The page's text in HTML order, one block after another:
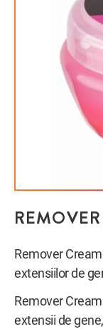
ACCESORII
Remover
extensiilor de
Remover
extensii de